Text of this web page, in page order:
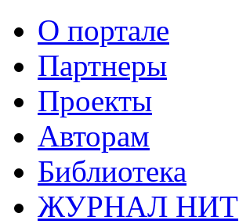
О портале
Партнеры
Проекты
Авторам
Библиотека
ЖУРНАЛ НИТ